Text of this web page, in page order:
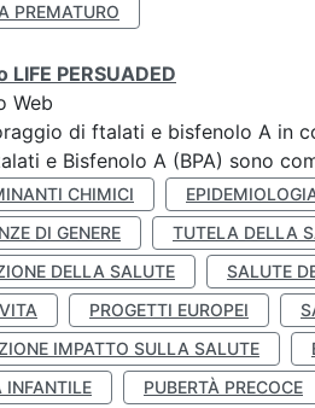
PREMATURO
PERSUADED
Web
di ftalati e bisfenolo A in
e Bisfenolo A (BPA) sono
CHIMICI
DI GENERE
TUTELA DELLA
DELLA SALUTE
SALUTE
PROGETTI EUROPEI
IMPATTO SULLA SALUTE
INFANTILE
PUBERTÀ PRECOCE